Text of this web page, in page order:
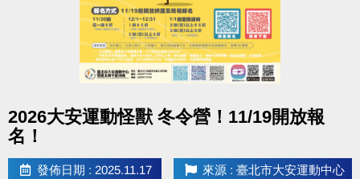
2026大安運動怪獸 冬令營！11/19開放報
名！
發佈日期 : 2025.11.17 來源 : 臺北市大安運動中心